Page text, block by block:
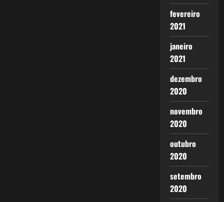
fevereiro
2021
janeiro
2021
dezembro
2020
novembro
2020
outubro
2020
setembro
2020